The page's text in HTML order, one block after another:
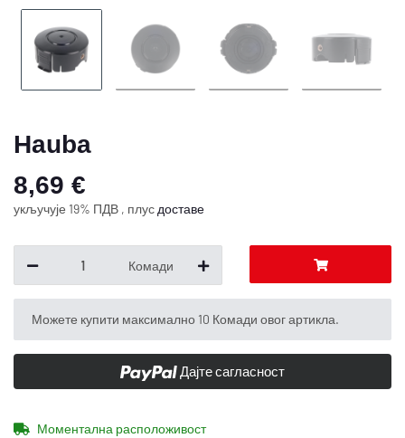
Hauba
8,69 €
укључује 19% ПДВ , плус доставе
Комади
x
Можете купити максимално 10 Комади овог артикла.
Дајте сагласност
Моментална расположивост